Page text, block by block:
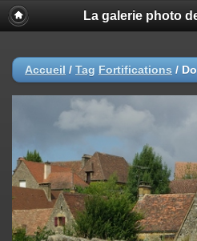
La galerie photo
Accueil / Tag Fortifications /